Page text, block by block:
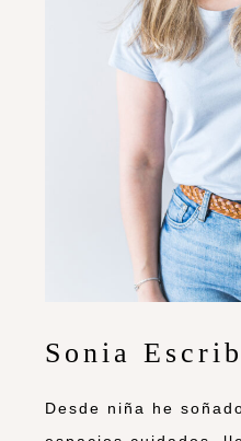
Sonia
Desde niña he